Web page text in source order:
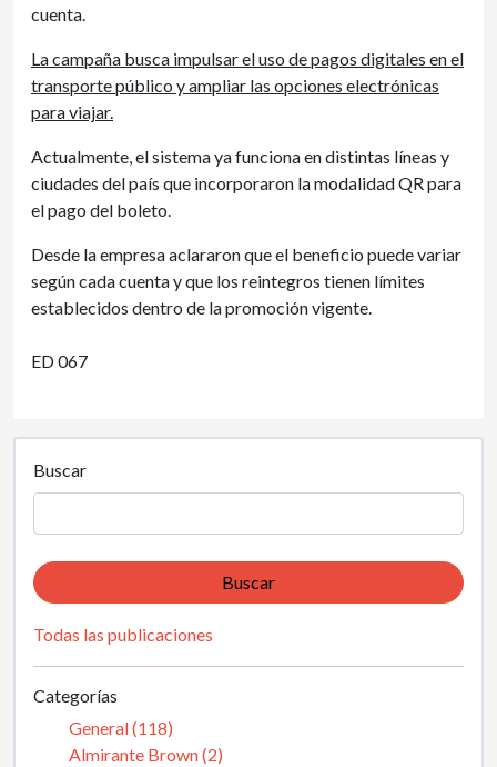
cuenta.
La campaña busca impulsar el uso de pagos digitales en el
transporte público y ampliar las opciones electrónicas
para viajar.
Actualmente, el sistema ya funciona en distintas líneas y
ciudades del país que incorporaron la modalidad QR para
el pago del boleto.
Desde la empresa aclararon que el beneficio puede variar
según cada cuenta y que los reintegros tienen límites
establecidos dentro de la promoción vigente.
ED 067
Buscar
Buscar
Todas las publicaciones
Categorías
General (118)
Almirante Brown (2)